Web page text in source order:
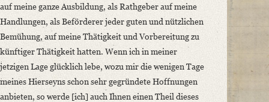
OAI Id: DE-611-37113
Classification Number: Mscr.Dresd.e.90,XX,Bd.3,Nr.30(1)
Number of Pages: 3 S. auf Doppelbl., hs. m. U.
Format: 23,6 x 19,1 cm
Language
auf meine ganze Ausbildung, als Rathgeber auf meine
Handlungen, als Beförderer jeder guten und nützlichen
Bemühung, auf meine Thätigkeit und Vorbereitung zu
künftiger Thätigkeit hatten. Wenn ich in meiner
jetzigen Lage glücklich lebe, wozu mir die wenigen Tage
meines Hierseyns schon sehr gegründete Hoffnungen
anbieten, so werde [ich] auch Ihnen einen Theil dieses